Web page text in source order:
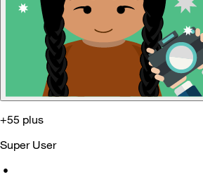
+55 plus
Super User
•